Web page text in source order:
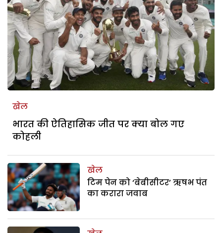
खेल
भारत की ऐतिहासिक जीत पर क्या बोल गए
कोहली
खेल
टिम पेन को ‘बेबीसीटर’ ऋषभ पंत
का करारा जवाब